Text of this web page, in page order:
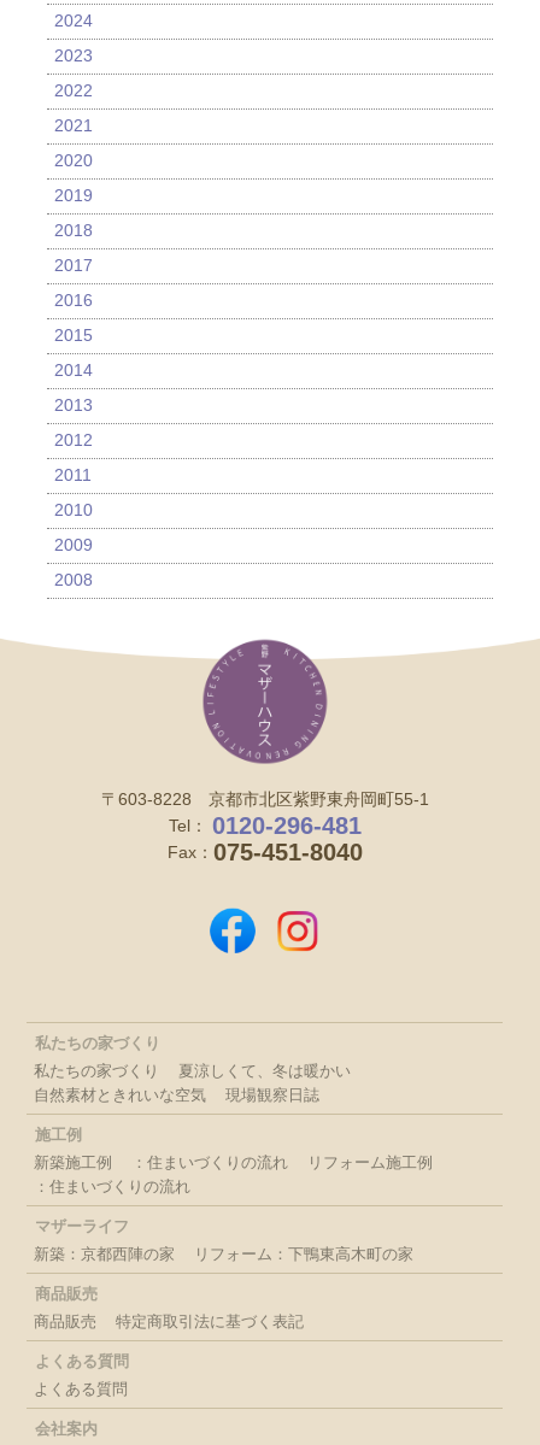
2024
2023
2022
2021
2020
2019
2018
2017
2016
2015
2014
2013
2012
2011
2010
2009
2008
〒603-8228 京都市北区紫野東舟岡町55-1
Tel：
0120-296-481
Fax： 075-451-8040
私たちの家づくり
私たちの家づくり
夏涼しくて、冬は暖かい
自然素材ときれいな空気
現場観察日誌
施工例
新築施工例
：住まいづくりの流れ
リフォーム施工例
：住まいづくりの流れ
マザーライフ
新築：京都西陣の家
リフォーム：下鴨東高木町の家
商品販売
商品販売
特定商取引法に基づく表記
よくある質問
よくある質問
会社案内